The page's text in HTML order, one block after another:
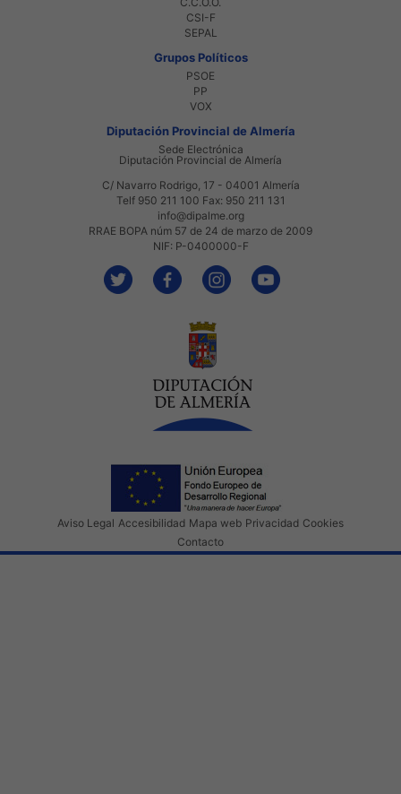
CSI-F
SEPAL
Grupos Políticos
PSOE
PP
VOX
Diputación Provincial de Almería
Sede Electrónica
Diputación Provincial de Almería
C/ Navarro Rodrigo, 17 - 04001 Almería
Telf 950 211 100 Fax: 950 211 131
info@dipalme.org
RRAE BOPA núm 57 de 24 de marzo de 2009
NIF: P-0400000-F
Aviso Legal Accesibilidad Mapa web Privacidad Cookies
Contacto